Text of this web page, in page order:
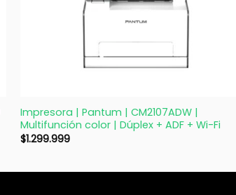
Impresora | Pantum | CM2107ADW |
Multifunción color | Dúplex + ADF + Wi-Fi
$1.299.999